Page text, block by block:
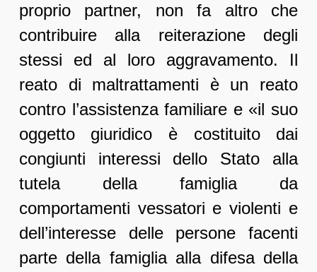
proprio partner, non fa altro che
contribuire alla reiterazione degli
stessi ed al loro aggravamento. Il
reato di maltrattamenti è un reato
contro l’assistenza familiare e «il suo
oggetto giuridico è costituito dai
congiunti interessi dello Stato alla
tutela della famiglia da
comportamenti vessatori e violenti e
dell’interesse delle persone facenti
parte della famiglia alla difesa della